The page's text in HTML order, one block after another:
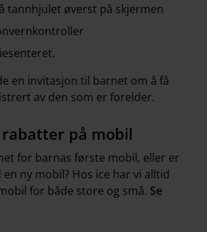
tannhjulet øverst på skjermen
en invitasjon til barnet om å få
av den som er forelder.
på mobil
for barnas første mobil, eller er
ny mobil? Hos ice har vi alltid
for både store og små. Se